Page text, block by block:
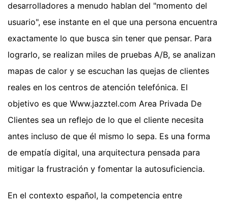
desarrolladores a menudo hablan del "momento del
usuario", ese instante en el que una persona encuentra
exactamente lo que busca sin tener que pensar. Para
lograrlo, se realizan miles de pruebas A/B, se analizan
mapas de calor y se escuchan las quejas de clientes
reales en los centros de atención telefónica. El
objetivo es que Www.jazztel.com Area Privada De
Clientes sea un reflejo de lo que el cliente necesita
antes incluso de que él mismo lo sepa. Es una forma
de empatía digital, una arquitectura pensada para
mitigar la frustración y fomentar la autosuficiencia.
En el contexto español, la competencia entre